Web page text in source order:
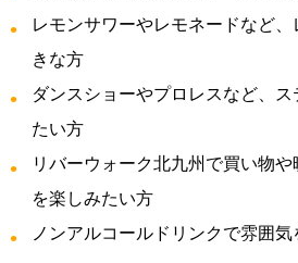
レモンサワーやレモネードなど
きな方
ダンスショーやプロレスなど、
たい方
リバーウォーク北九州で買い物
を楽しみたい方
ノンアルコールドリンクで雰囲